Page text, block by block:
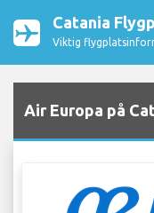
Catania
Viktig
Air Europa på